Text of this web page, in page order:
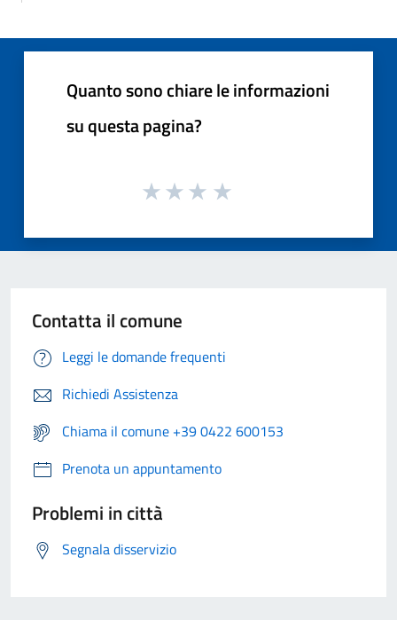
Quanto sono chiare le informazioni
su questa pagina?
Contatta il comune
Leggi le domande frequenti
Richiedi Assistenza
Chiama il comune +39 0422 600153
Prenota un appuntamento
Problemi in città
Segnala disservizio